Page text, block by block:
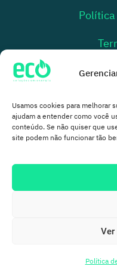
Usamos cookies para melhorar
ajudam a entender como você
conteúdo. Se não quiser que
site podem não funcionar tão
Ver
Política
Relatório de